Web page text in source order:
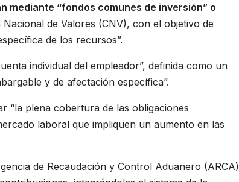
mediante “fondos comunes de inversión” o
de Valores (CNV), con el objetivo de
de los recursos”.
individual del empleador”, definida como un
y de afectación específica”.
“la plena cobertura de las obligaciones
laboral que impliquen un aumento en las
de Recaudación y Control Aduanero (ARCA)